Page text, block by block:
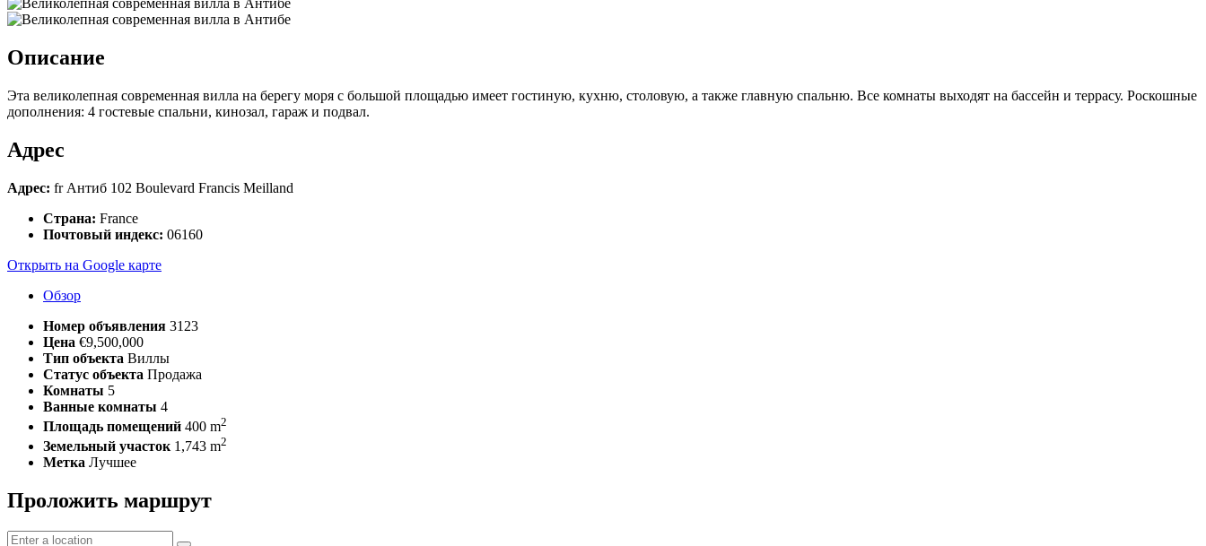
Описание
Эта великолепная современная вилла на берегу моря с большой площадью имеет гостиную, кухню, столовую, а также главную спальню. Все комнаты выходят на бассейн и террасу. Роскошные
дополнения: 4 гостевые спальни, кинозал, гараж и подвал.
Адрес
Адрес: fr Антиб 102 Boulevard Francis Meilland
Страна: France
Почтовый индекс: 06160
Открыть на Google карте
Обзор
Номер объявления 3123
Цена €9,500,000
Тип объекта Виллы
Статус объекта Продажа
Комнаты 5
Ванные комнаты 4
Площадь помещений 400 m2
Земельный участок 1,743 m2
Метка Лучшее
Проложить маршрут